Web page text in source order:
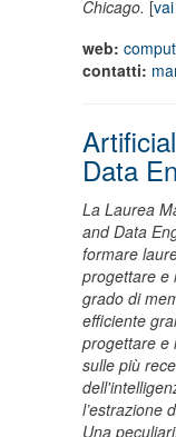
Chicago. [
web:
contatti:
Data
La Laurea
and Data
formare
progettare e
grado di
efficiente
progettare e
sulle più
l’estrazione
Una